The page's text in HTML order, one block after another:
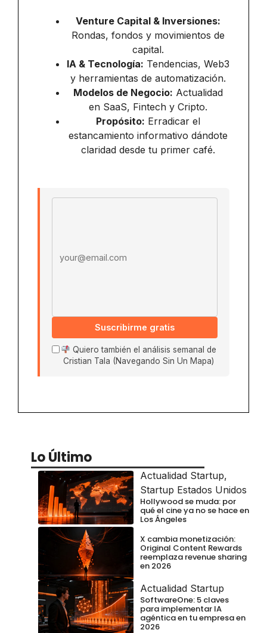
Venture Capital & Inversiones:
Rondas, fondos y movimientos de
capital.
IA & Tecnología: Tendencias, Web3
y herramientas de automatización.
Modelos de Negocio: Actualidad
en SaaS, Fintech y Cripto.
Propósito: Erradicar el
estancamiento informativo dándote
claridad desde tu primer café.
Suscribirme gratis
Quiero también el análisis semanal de
Cristian Tala (Navegando Sin Un Mapa)
Lo Último
Actualidad Startup,
Startup Estados Unidos
Hollywood se muda: por
qué el cine ya no se hace en
Los Ángeles
X cambia monetización:
Original Content Rewards
reemplaza revenue sharing
en 2026
Actualidad Startup
SoftwareOne: 5 claves
para implementar IA
agéntica en tu empresa en
2026